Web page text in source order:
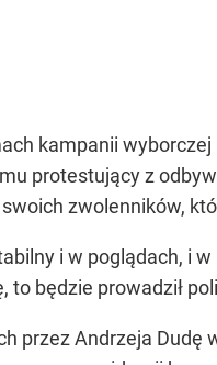
kampanii wyborczej
protestujący z
zwolenników,
i w poglądach, i
to będzie prowadził
przez Andrzeja Dudę